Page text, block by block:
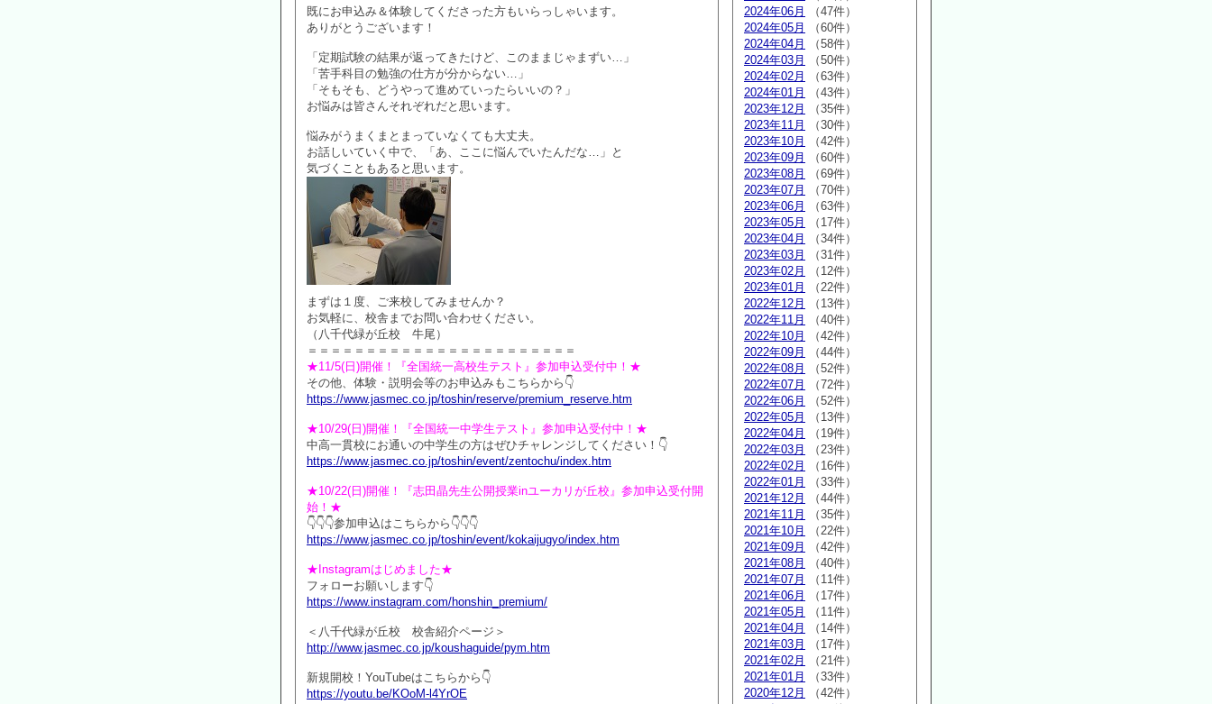
既にお申込み＆体験してくださった方もいらっしゃいます。
ありがとうございます！
「定期試験の結果が返ってきたけど、このままじゃまずい…」
「苦手科目の勉強の仕方が分からない…」
「そもそも、どうやって進めていったらいいの？」
お悩みは皆さんそれぞれだと思います。
悩みがうまくまとまっていなくても大丈夫。
お話しいていく中で、「あ、ここに悩んでいたんだな…」と
気づくこともあると思います。
まずは１度、ご来校してみませんか？
お気軽に、校舎までお問い合わせください。
（八千代緑が丘校 牛尾）
＝＝＝＝＝＝＝＝＝＝＝＝＝＝＝＝＝＝＝＝＝＝＝
★11/5(日)開催！『全国統一高校生テスト』参加申込受付中！★
その他、体験・説明会等のお申込みもこちらから👇
https://www.jasmec.co.jp/toshin/reserve/premium_reserve.htm
★10/29(日)開催！『全国統一中学生テスト』参加申込受付中！★
中高一貫校にお通いの中学生の方はぜひチャレンジしてください！👇
https://www.jasmec.co.jp/toshin/event/zentochu/index.htm
★10/22(日)開催！『志田晶先生公開授業inユーカリが丘校』参加申込受付開
始！★
👇👇👇参加申込はこちらから👇👇👇
https://www.jasmec.co.jp/toshin/event/kokaijugyo/index.htm
★Instagramはじめました★
フォローお願いします👇
https://www.instagram.com/honshin_premium/
＜八千代緑が丘校 校舎紹介ページ＞
http://www.jasmec.co.jp/koushaguide/pym.htm
新規開校！YouTubeはこちらから👇
https://youtu.be/KOoM-l4YrOE
2024年06月
（47件）
2024年05月
（60件）
2024年04月
（58件）
2024年03月
（50件）
2024年02月
（63件）
2024年01月
（43件）
2023年12月
（35件）
2023年11月
（30件）
2023年10月
（42件）
2023年09月
（60件）
2023年08月
（69件）
2023年07月
（70件）
2023年06月
（63件）
2023年05月
（17件）
2023年04月
（34件）
2023年03月
（31件）
2023年02月
（12件）
2023年01月
（22件）
2022年12月
（13件）
2022年11月
（40件）
2022年10月
（42件）
2022年09月
（44件）
2022年08月
（52件）
2022年07月
（72件）
2022年06月
（52件）
2022年05月
（13件）
2022年04月
（19件）
2022年03月
（23件）
2022年02月
（16件）
2022年01月
（33件）
2021年12月
（44件）
2021年11月
（35件）
2021年10月
（22件）
2021年09月
（42件）
2021年08月
（40件）
2021年07月
（11件）
2021年06月
（17件）
2021年05月
（11件）
2021年04月
（14件）
2021年03月
（17件）
2021年02月
（21件）
2021年01月
（33件）
2020年12月
（42件）